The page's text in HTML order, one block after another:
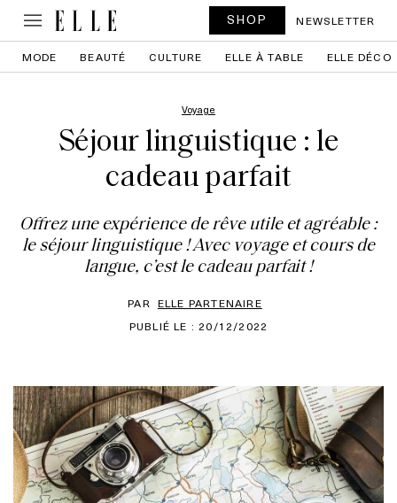
SHOP NEWSLETTER
MODE BEAUTÉ CULTURE ELLE À TABLE ELLE DÉCO
Voyage
Séjour linguistique : le
cadeau parfait
Offrez une expérience de rêve utile et agréable :
le séjour linguistique ! Avec voyage et cours de
langue, c’est le cadeau parfait !
PAR ELLE PARTENAIRE
PUBLIÉ LE : 20/12/2022